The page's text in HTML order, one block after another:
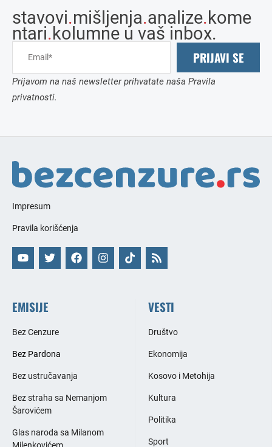
stavovi.mišljenja.analize.kome
ntari.kolumne u vaš inbox.
PRIJAVI SE
Prijavom na naš newsletter prihvatate naša Pravila
privatnosti.
Impresum
Pravila korišćenja
EMISIJE
Bez Cenzure
Bez Pardona
Bez ustručavanja
Bez straha sa Nemanjom
Šarovićem
Glas naroda sa Milanom
Milenkovićem
VESTI
Društvo
Ekonomija
Kosovo i Metohija
Kultura
Politika
Sport